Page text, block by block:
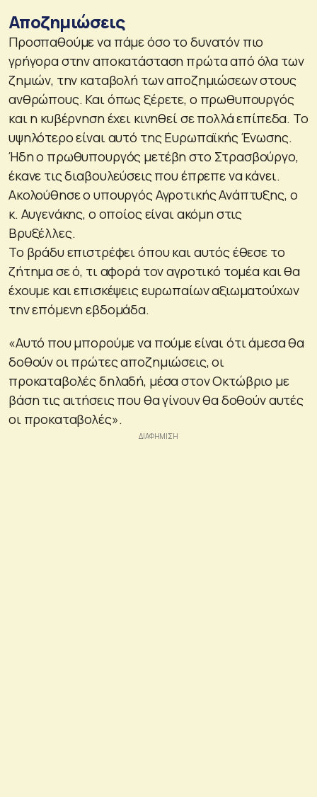
Αποζημιώσεις
Προσπαθούμε να πάμε όσο το δυνατόν πιο
γρήγορα στην αποκατάσταση πρώτα από όλα των
ζημιών, την καταβολή των αποζημιώσεων στους
ανθρώπους. Και όπως ξέρετε, ο πρωθυπουργός
και η κυβέρνηση έχει κινηθεί σε πολλά επίπεδα. Το
υψηλότερο είναι αυτό της Ευρωπαϊκής Ένωσης.
Ήδη ο πρωθυπουργός μετέβη στο Στρασβούργο,
έκανε τις διαβουλεύσεις που έπρεπε να κάνει.
Ακολούθησε ο υπουργός Αγροτικής Ανάπτυξης, ο
κ. Αυγενάκης, ο οποίος είναι ακόμη στις
Βρυξέλλες.
Το βράδυ επιστρέφει όπου και αυτός έθεσε το
ζήτημα σε ό, τι αφορά τον αγροτικό τομέα και θα
έχουμε και επισκέψεις ευρωπαίων αξιωματούχων
την επόμενη εβδομάδα.
«Αυτό που μπορούμε να πούμε είναι ότι άμεσα θα
δοθούν οι πρώτες αποζημιώσεις, οι
προκαταβολές δηλαδή, μέσα στον Οκτώβριο με
βάση τις αιτήσεις που θα γίνουν θα δοθούν αυτές
οι προκαταβολές».